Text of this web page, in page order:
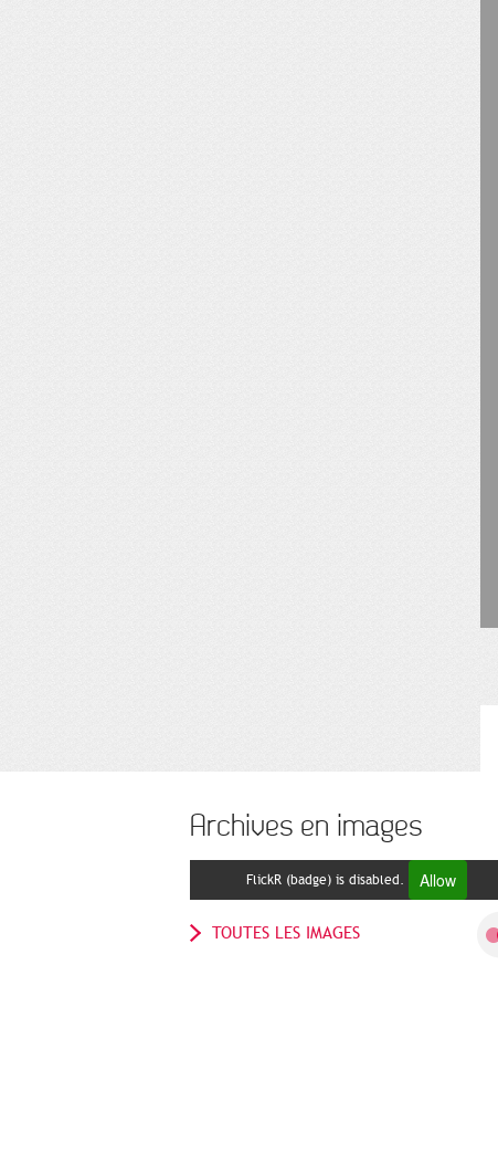
Archives en images
FlickR (badge) is disabled. Allow
TOUTES LES IMAGES